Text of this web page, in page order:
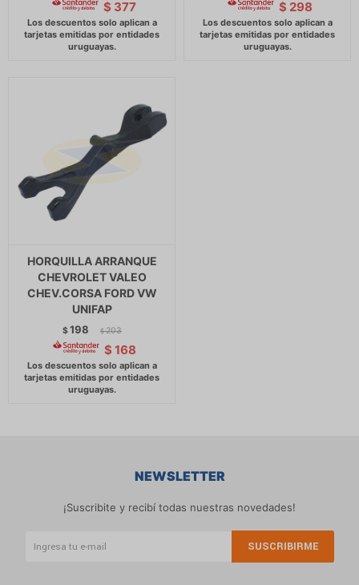
$ 377 $ 298
HORQUILLA ARRANQUE
CHEVROLET VALEO
CHEV.CORSA FORD VW
UNIFAP
$198 $ 203
$ 168
NEWSLETTER
¡Suscribite y recibí todas nuestras novedades!
SUSCRIBIRME